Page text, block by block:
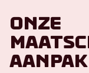
Onze
aanpak